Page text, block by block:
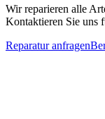
Wir reparieren alle
Kontaktieren Sie uns
Reparatur anfragen